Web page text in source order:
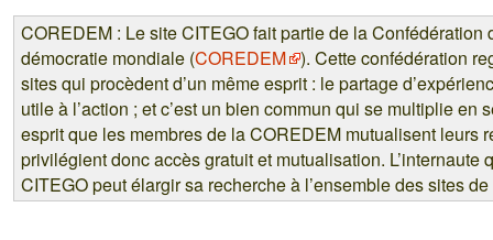
COREDEM : Le site CITEGO fait partie de la Confédération
démocratie mondiale (COREDEM ). Cette confédération
sites qui procèdent d’un même esprit : le partage
utile à l’action ; et c’est un bien commun qui se multiplie en
esprit que les membres de la COREDEM mutualisent leurs
privilégient donc accès gratuit et mutualisation. L’internaute
CITEGO peut élargir sa recherche à l’ensemble des sites